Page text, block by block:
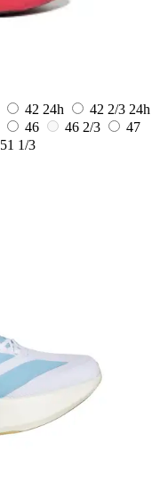
42 24h 42 2/3 24h
46 46 2/3
47
51 1/3